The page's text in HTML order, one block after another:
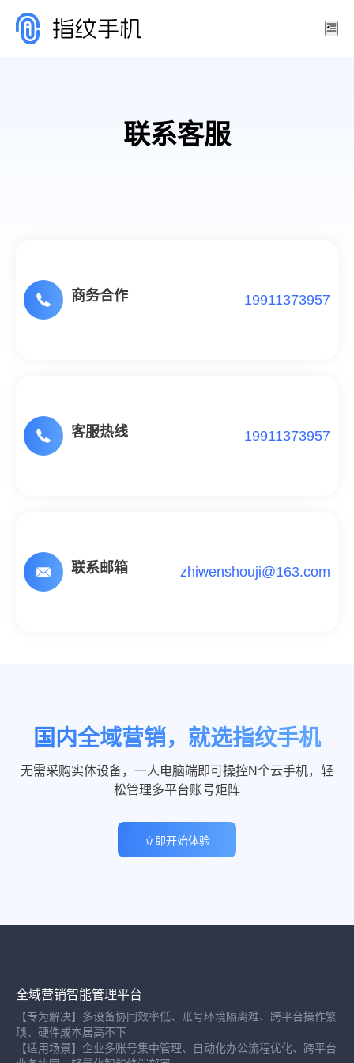
联系客服
商务合作 19911373957
客服热线 19911373957
联系邮箱 zhiwenshouji@163.com
国内全域营销，就选指纹手机
无需采购实体设备，一人电脑端即可操控N个云手机，轻
松管理多平台账号矩阵
立即开始体验
全域营销智能管理平台
【专为解决】多设备协同效率低、账号环境隔离难、跨平台操作繁
琐、硬件成本居高不下
【适用场景】企业多账号集中管理、自动化办公流程优化、跨平台